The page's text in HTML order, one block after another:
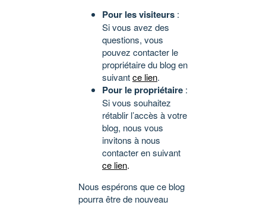
Pour les visiteurs :
Si vous avez des
questions, vous
pouvez contacter le
propriétaire du blog en
suivantce lien.
Pour le propriétaire :
Si vous souhaitez
rétablir l’accès à votre
blog, nous vous
invitons à nous
contacter en suivant
ce lien.
Nous espérons que ce blog
pourra être de nouveau